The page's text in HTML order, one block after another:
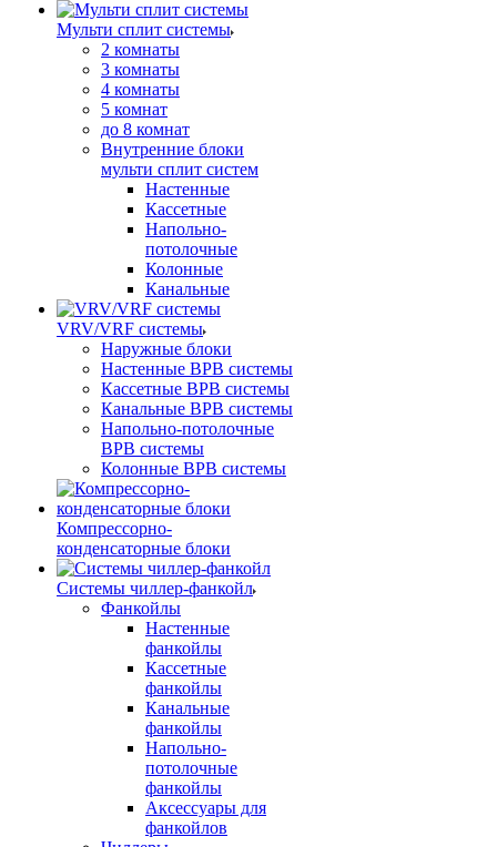
Мульти сплит системы
2 комнаты
3 комнаты
4 комнаты
5 комнат
до 8 комнат
Внутренние блоки
мульти сплит систем
Настенные
Кассетные
Напольно-
потолочные
Колонные
Канальные
VRV/VRF системы
Наружные блоки
Настенные ВРВ системы
Кассетные ВРВ системы
Канальные ВРВ системы
Напольно-потолочные
ВРВ системы
Колонные ВРВ системы
Компрессорно-
конденсаторные блоки
Системы чиллер-фанкойл
Фанкойлы
Настенные
фанкойлы
Кассетные
фанкойлы
Канальные
фанкойлы
Напольно-
потолочные
фанкойлы
Аксессуары для
фанкойлов